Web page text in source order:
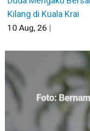
Kilang di Kuala Krai
10 Aug, 26 |